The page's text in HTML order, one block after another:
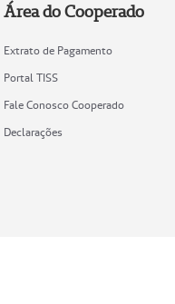
Área do Cooperado
Extrato de Pagamento
Portal TISS
Fale Conosco Cooperado
Declarações